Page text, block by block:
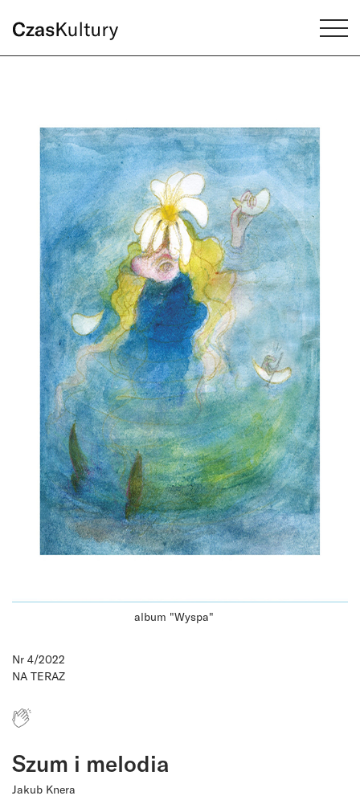
Nr 4/2022
NA TERAZ
Szum i melodia
Jakub Knera
album "Wyspa"